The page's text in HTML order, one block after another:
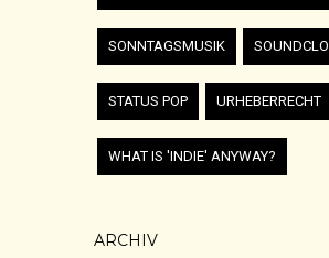
SONNTAGSMUSIK
STATUS POP URHEBERRECHT
WHAT IS 'INDIE' ANYWAY?
ARCHIV